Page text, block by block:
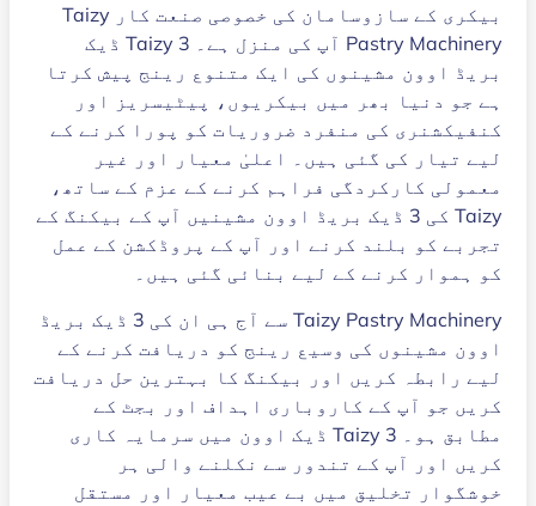
بیکری کے سازوسامان کی خصوصی صنعت کار Taizy
Pastry Machinery آپ کی منزل ہے۔ Taizy 3 ڈیک
بریڈ اوون مشینوں کی ایک متنوع رینج پیش کرتا
ہے جو دنیا بھر میں بیکریوں، پیٹیسریز اور
کنفیکشنری کی منفرد ضروریات کو پورا کرنے کے
لیے تیار کی گئی ہیں۔ اعلیٰ معیار اور غیر
معمولی کارکردگی فراہم کرنے کے عزم کے ساتھ،
Taizy کی 3 ڈیک بریڈ اوون مشینیں آپ کے بیکنگ کے
تجربے کو بلند کرنے اور آپ کے پروڈکشن کے عمل
کو ہموار کرنے کے لیے بنائی گئی ہیں۔
Taizy Pastry Machinery سے آج ہی ان کی 3 ڈیک بریڈ
اوون مشینوں کی وسیع رینج کو دریافت کرنے کے
لیے رابطہ کریں اور بیکنگ کا بہترین حل دریافت
کریں جو آپ کے کاروباری اہداف اور بجٹ کے
مطابق ہو۔ Taizy 3 ڈیک اوون میں سرمایہ کاری
کریں اور آپ کے تندور سے نکلنے والی ہر
خوشگوار تخلیق میں بے عیب معیار اور مستقل